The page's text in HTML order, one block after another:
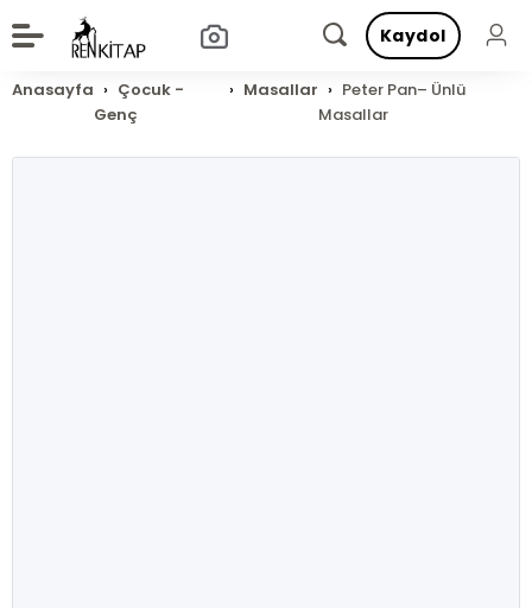
Kaydol
Anasayfa
Çocuk -
Genç
Masallar
Peter Pan– Ünlü
Masallar